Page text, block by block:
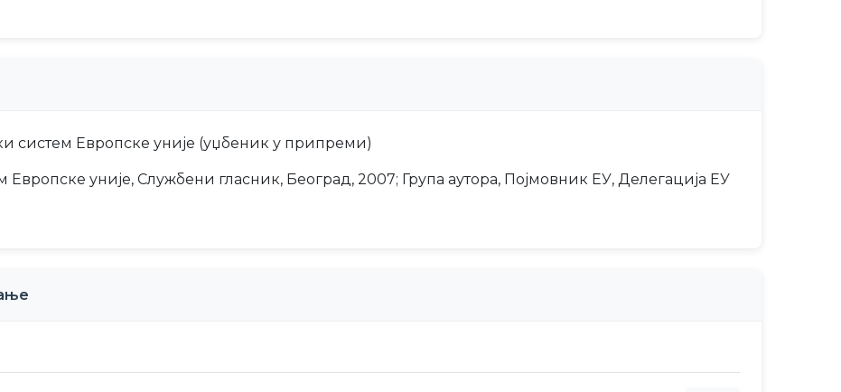
систем Европске уније (уџбеник у припреми)
уније, Службени гласник, Београд, 2007; Група аутора, Појмовник ЕУ, Делегација ЕУ